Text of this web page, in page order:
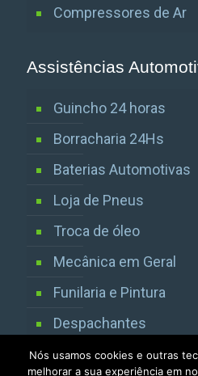
Compressores de Ar
Assistências
Guincho 24 horas
Borracharia 24Hs
Baterias Automotivas
Loja de Pneus
Troca de óleo
Mecânica em Geral
Funilaria e Pintura
Despachantes
Vistorias Detran SP
Nós usamos cookies e outras
melhorar a sua experiência em